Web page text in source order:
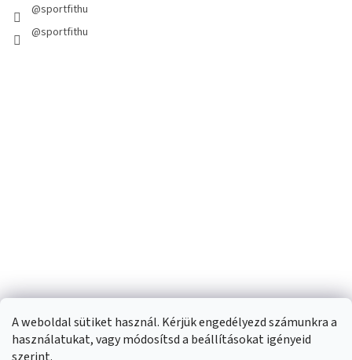
A weboldal sütiket használ. Kérjük engedélyezd számunkra a
használatukat, vagy módosítsd a beállításokat igényeid
@sportfithu
@sportfithu